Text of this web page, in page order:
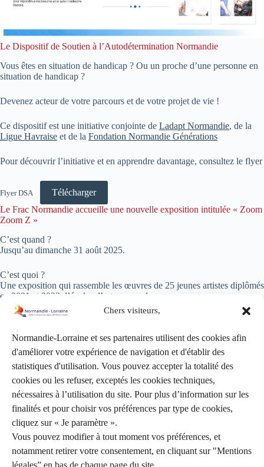
Chers visiteurs,
Normandie-Lorraine et ses partenaires utilisent des cookies afin
d'améliorer votre expérience de navigation et d'établir des
statistiques d'utilisation. Vous pouvez accepter la totalité des
cookies ou les refuser, exceptés les cookies techniques,
nécessaires à l’utilisation du site. Pour plus d’information sur les
finalités et pour choisir vos préférences par type de cookies,
cliquez sur « Je paramètre ».
Vous pouvez modifier à tout moment vos préférences, et
notamment retirer votre consentement, en cliquant sur "Mentions
Le Dispositif de Soutien à l’Autodétermination Normandie
Vous êtes en situation de handicap ? Ou un proche d’une personne en
situation de handicap ?
Devenez acteur de votre parcours et de votre projet de vie !
Ce dispositif est une initiative conjointe de Ladapt Normandie, de la
Ligue Havraise et de la Fondation Normandie Générations
Pour découvrir l’initiative et en apprendre davantage, consultez le flyer
Flyer DSA
Télécharger
Le Frac Normandie accueille une nouvelle exposition intitulée « Zoom
Zoom Z »
C’est quand ?
Jusqu’au dimanche 31 août 2025.
C’est quoi ?
Une exposition qui rassemble les œuvres de 25 jeunes artistes diplômés
en 2021 et 2023 d’écoles d’art normandes.
Dans le cadre de cette exposition, le FRAC organise différents rendez-
Flyer Exposition ZOOM ZOOM Z FRAC Normandie
Télécharger
Contribuez à la création d’un portail dédié à la lecture accessible !
La bibliothèque nationale de France (BnF), missionnée par le comité
interministériel du handicap (CIH), va développer un site web qui
proposera des livres accessibles aux personnes empêchées de lire en
raison d’un handicap.
Afin de s’assurer de bien répondre aux attentes des personnes
concernées, elle souhaite les associer à sa démarche tout au long du
projet.